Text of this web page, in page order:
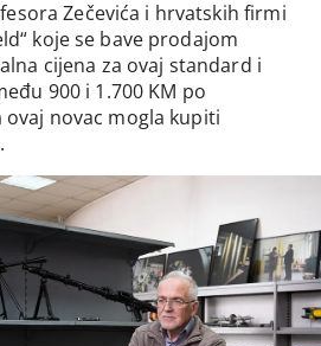
Zečevića i hrvatskih firmi
koje se bave prodajom
cijena za ovaj standard i
900 i 1.700 KM po
ovaj novac mogla kupiti